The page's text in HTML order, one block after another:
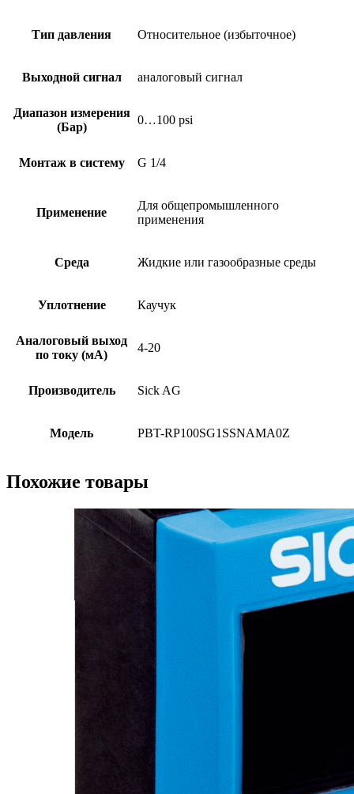
Тип давления Относительное (избыточное)
Выходной сигнал аналоговый сигнал
Диапазон измерения
(Бар)
0…100 psi
Монтаж в систему G 1/4
Применение
Для общепромышленного
применения
Среда Жидкие или газообразные среды
Уплотнение Каучук
Аналоговый выход
по току (мА)
4-20
Производитель Sick AG
Модель PBT-RP100SG1SSNAMA0Z
Похожие товары